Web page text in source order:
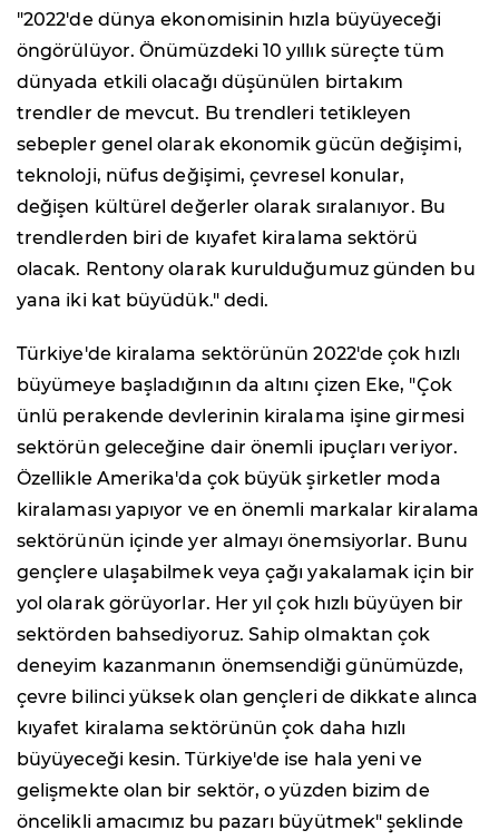
"2022'de dünya ekonomisinin hızla büyüyeceği
öngörülüyor. Önümüzdeki 10 yıllık süreçte tüm
dünyada etkili olacağı düşünülen birtakım
trendler de mevcut. Bu trendleri tetikleyen
sebepler genel olarak ekonomik gücün değişimi,
teknoloji, nüfus değişimi, çevresel konular,
değişen kültürel değerler olarak sıralanıyor. Bu
trendlerden biri de kıyafet kiralama sektörü
olacak. Rentony olarak kurulduğumuz günden bu
yana iki kat büyüdük." dedi.
Türkiye'de kiralama sektörünün 2022'de çok hızlı
büyümeye başladığının da altını çizen Eke, "Çok
ünlü perakende devlerinin kiralama işine girmesi
sektörün geleceğine dair önemli ipuçları veriyor.
Özellikle Amerika'da çok büyük şirketler moda
kiralaması yapıyor ve en önemli markalar kiralama
sektörünün içinde yer almayı önemsiyorlar. Bunu
gençlere ulaşabilmek veya çağı yakalamak için bir
yol olarak görüyorlar. Her yıl çok hızlı büyüyen bir
sektörden bahsediyoruz. Sahip olmaktan çok
deneyim kazanmanın önemsendiği günümüzde,
çevre bilinci yüksek olan gençleri de dikkate alınca
kıyafet kiralama sektörünün çok daha hızlı
büyüyeceği kesin. Türkiye'de ise hala yeni ve
gelişmekte olan bir sektör, o yüzden bizim de
öncelikli amacımız bu pazarı büyütmek" şeklinde